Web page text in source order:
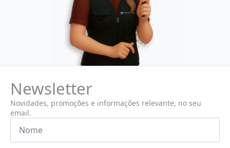
Newsletter
Novidades, promoções e informações relevante, no seu
email.
Nome